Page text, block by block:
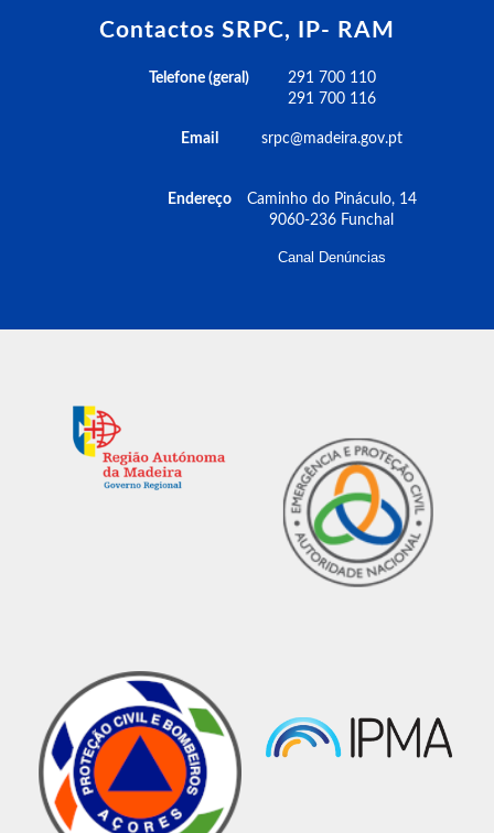
Contactos SRPC, IP- RAM
Telefone (geral)
Email
Endereço
291 700 110
291 700 116
srpc@madeira.gov.pt
Caminho do Pináculo, 14
9060-236 Funchal
Canal Denúncias